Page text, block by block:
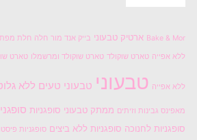
Bake & Mor ארטיק טבעוני בייק אנד מור חלה חלת
ללא אפייה טארט שוקולד טארט שוקולד ומרשמלו טארט
ללא אפייה טבעוני טבעוני טעים ללא
מאפינס גבינות וזיתים ממתק טבעוני סופגניות
סופגניות לחנוכה סופגניות ללא ביצים סופגניות